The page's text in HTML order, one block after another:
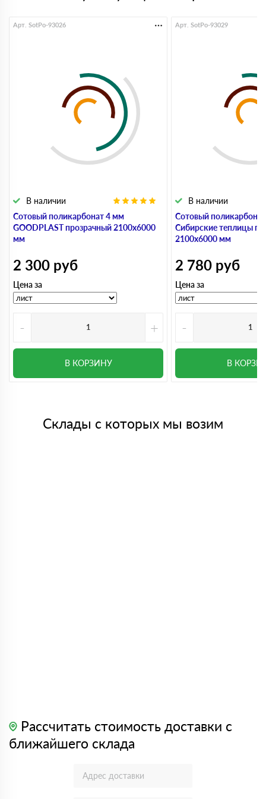
Сотовый поликарбонат 4 мм
GOODPLAST прозрачный 2100х6000
мм
В наличии
Арт. SotPo-93026
2 300 руб
Цена за
- +
В КОРЗИНУ
Сотовый
Сибирские теплицы
2100х6000 мм
В наличии
Арт. SotPo-93029
2 780 руб
Цена за
-
В
Склады с которых мы возим
Рассчитать стоимость доставки с
ближайшего склада